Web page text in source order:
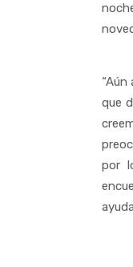
que
por